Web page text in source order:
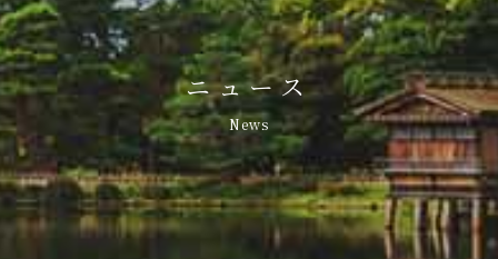
ニュース
News